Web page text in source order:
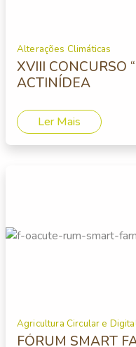
Alterações Climáticas
XVIII CONCURSO
ACTINÍDEA
Ler Mais
Agricultura Circular e
FÓRUM SMART